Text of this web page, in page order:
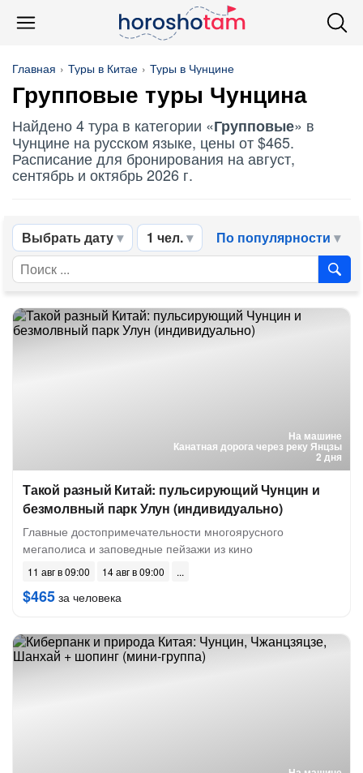
Главная Туры в Китае Туры в Чунцине
Групповые туры Чунцина
Найдено 4 тура в категории «Групповые» в
Чунцине на русском языке, цены от $465.
Расписание для бронирования на август,
сентябрь и октябрь 2026 г.
Выбрать дату 1 чел. По популярности
На машине
Канатная дорога через реку Янцзы
2 дня
Такой разный Китай: пульсирующий Чунцин и
безмолвный парк Улун (индивидуально)
Главные достопримечательности многоярусного
мегаполиса и заповедные пейзажи из кино
11 авг в 09:00 14 авг в 09:00
$465 за человека